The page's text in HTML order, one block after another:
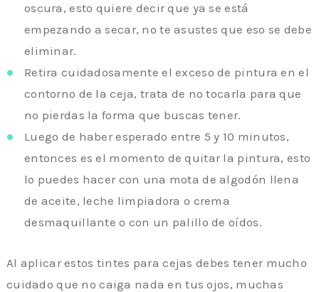
oscura, esto quiere decir que ya se está
empezando a secar, no te asustes que eso se debe
eliminar.
Retira cuidadosamente el exceso de pintura en el
contorno de la ceja, trata de no tocarla para que
no pierdas la forma que buscas tener.
Luego de haber esperado entre 5 y 10 minutos,
entonces es el momento de quitar la pintura, esto
lo puedes hacer con una mota de algodón llena
de aceite, leche limpiadora o crema
desmaquillante o con un palillo de oídos.
Al aplicar estos tintes para cejas debes tener mucho
cuidado que no caiga nada en tus ojos, muchas